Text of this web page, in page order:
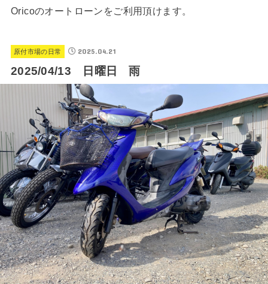
Oricoのオートローンをご利用頂けます。
原付市場の日常 2025.04.21
2025/04/13 日曜日 雨